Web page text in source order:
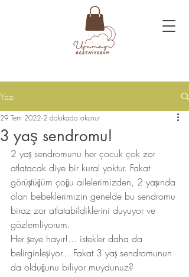
Yazı
3 yaş sendromu!
29 Tem 2022 2 dakikada okunur
2 yaş sendromunu her çocuk çok zor
atlatacak diye bir kural yoktur. Fakat
görüştüğüm çoğu ailelerimizden, 2 yaşında
olan bebeklerimizin genelde bu sendromu
biraz zor atlatabildiklerini duyuyor ve
gözlemliyorum.
Her şeye hayır!... istekler daha da
belirginleşiyor... Fakat 3 yaş sendromunun
da olduğunu biliyor muydunuz?